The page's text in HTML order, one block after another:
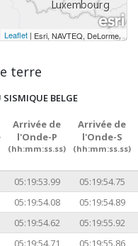
Leaflet | Esri, NAVTEQ, DeLorme,
terre
SISMIQUE BELGE
Arrivée de
l'Onde-P
(hh:mm:ss.ss)
Arrivée de
l'Onde-S
(hh:mm:ss.ss)
05:19:53.99
05:19:54.75
05:19:54.08
05:19:54.89
05:19:54.62
05:19:55.92
05:19:54.71 05:19:55.86